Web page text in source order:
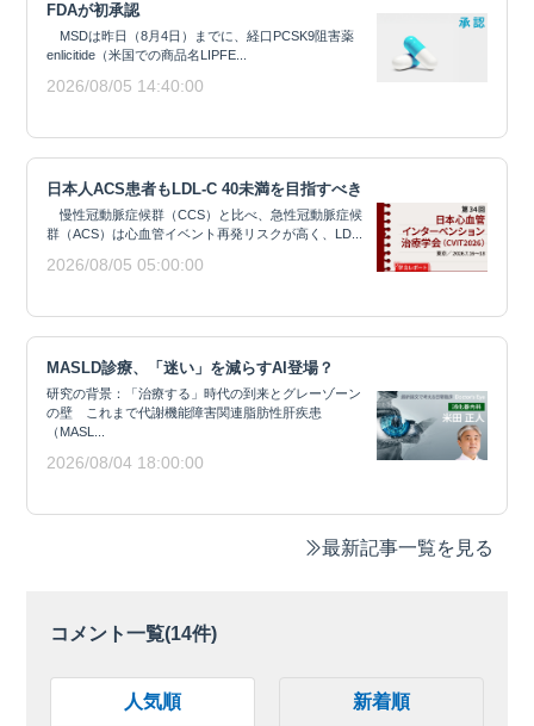
FDAが初承認
MSDは昨日（8月4日）までに、経口PCSK9阻害薬
enlicitide（米国での商品名LIPFE...
2026/08/05 14:40:00
日本人ACS患者もLDL-C 40未満を目指すべき
慢性冠動脈症候群（CCS）と比べ、急性冠動脈症候
群（ACS）は心血管イベント再発リスクが高く、LD...
2026/08/05 05:00:00
MASLD診療、「迷い」を減らすAI登場？
研究の背景：「治療する」時代の到来とグレーゾーン
の壁 これまで代謝機能障害関連脂肪性肝疾患
（MASL...
2026/08/04 18:00:00
最新記事一覧を見る
コメント一覧(14件)
人気順 新着順